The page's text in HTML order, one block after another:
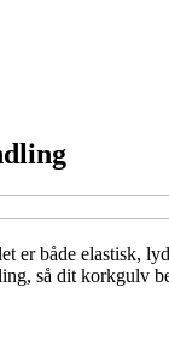
både elastisk,
så dit korkgulv